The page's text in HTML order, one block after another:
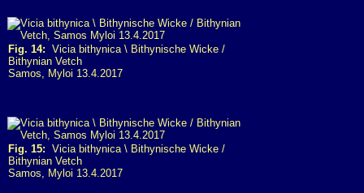
Fig. 14: Vicia bithynica \ Bithynische Wicke /
Bithynian Vetch
Samos, Myloi 13.4.2017
Fig. 15: Vicia bithynica \ Bithynische Wicke /
Bithynian Vetch
Samos, Myloi 13.4.2017